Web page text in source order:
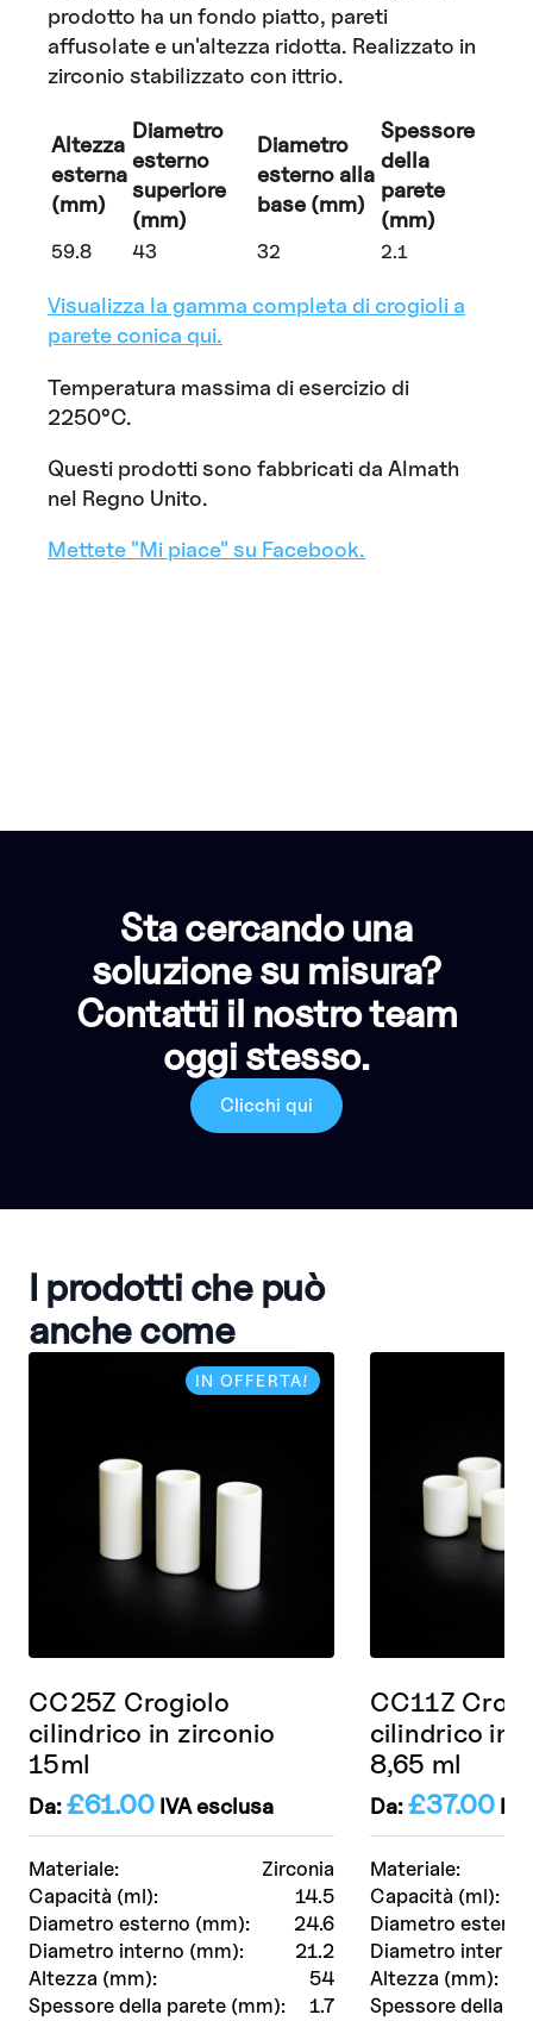
prodotto ha un fondo piatto, pareti
affusolate e un'altezza ridotta. Realizzato in
zirconio stabilizzato con ittrio.
Altezza
esterna
(mm)
Diametro
esterno
superiore
(mm)
Diametro
esterno alla
base (mm)
Spessore
della
parete
(mm)
59.8 43 32 2.1
Visualizza la gamma completa di crogioli a
parete conica qui.
Temperatura massima di esercizio di
2250°C.
Questi prodotti sono fabbricati da Almath
nel Regno Unito.
Mettete "Mi piace" su Facebook.
Sta cercando una
soluzione su misura?
Contatti il nostro team
oggi stesso.
Clicchi qui
I prodotti che può
anche come
IN OFFERTA!
Materiale:
Zirconia
Capacità (ml):
14.5
Diametro esterno (mm):
24.6
Diametro interno (mm):
21.2
Altezza (mm):
54
Spessore della parete (mm):
1.7
CC25Z Crogiolo
cilindrico in zirconio
15ml
Da:£61.00 IVA esclusa
Materiale:
Capacità (ml):
Diametro
Diametro interno
Altezza (mm):
Spessore della
CC11Z
cilindrico in
8,65 ml
Da:£37.00